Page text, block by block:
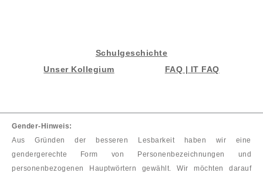
Schulgeschichte
Unser Kollegium
FAQ | IT FAQ
Gender-Hinweis:
Aus Gründen der besseren Lesbarkeit haben wir eine
gendergerechte Form von Personenbezeichnungen und
personenbezogenen Hauptwörtern gewählt. Wir möchten darauf